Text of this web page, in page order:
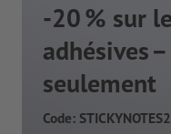
-20 % sur
adhésives
seulement
Code: